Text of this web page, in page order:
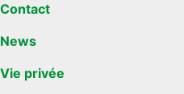
Contact
News
Vie privée